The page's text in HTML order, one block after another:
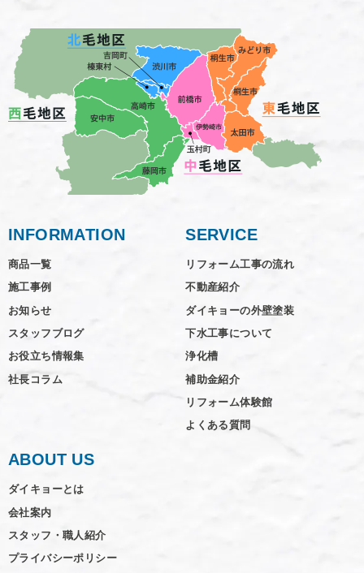
INFORMATION
商品一覧
施工事例
お知らせ
スタッフブログ
お役立ち情報集
社長コラム
SERVICE
リフォーム工事の流れ
不動産紹介
ダイキョーの外壁塗装
下水工事について
浄化槽
補助金紹介
リフォーム体験館
よくある質問
ABOUT US
ダイキョーとは
会社案内
スタッフ・職人紹介
プライバシーポリシー